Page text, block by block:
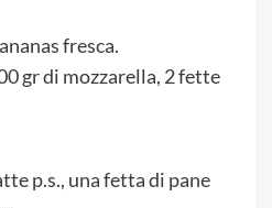
fresca.
gr di mozzarella, 2 fette
p.s., una fetta di pane